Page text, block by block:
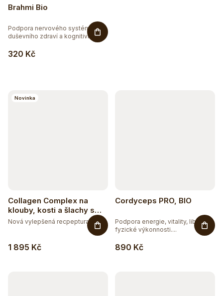
Brahmi Bio
320 Kč
Podpora nervového systému,
duševního zdraví a kognitivních...
Sleva až 20 %
Novinka
Collagen Complex na
klouby, kosti a šlachy s
příchutí mango-maracuja
1 895 Kč
Nová vylepšená recpeptura -...
Cordyceps PRO, BIO
890 Kč
Podpora energie, vitality, libida,
fyzické výkonnosti....